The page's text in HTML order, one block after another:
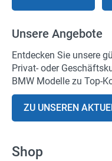
Un­se­re An­ge­bo­te
Ent­de­cken Sie un­se­re
Privat-​ oder
BMW Mo­del­le zu Top-​
ZU UN­SE­REN
Shop